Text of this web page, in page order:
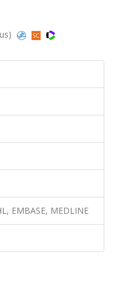
EMBASE, MEDLINE